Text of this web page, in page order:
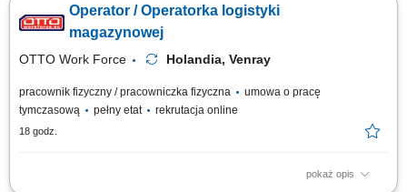
do obsługi wózków widłowych. Doświadczenie magazynowe nie jest
wymagane, zapewniamy wdrożenie oraz szkolenie na stanowisku pracy.
Operator / Operatorka logistyki
magazynowej
OTTO Work Force Holandia, Venray
pracownik fizyczny / pracowniczka fizyczna
umowa o pracę
tymczasową
pełny etat rekrutacja online
18 godz.
pokaż opis